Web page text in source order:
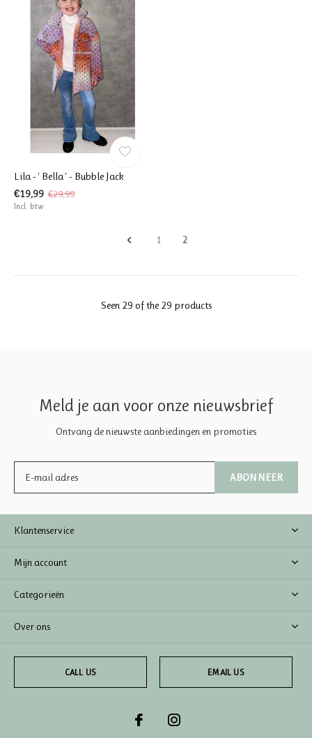
Lila - ' Bella ' - Bubble Jack
€19,99 €29,99
Incl. btw
1 2
Seen 29 of the 29 products
Meld je aan voor onze nieuwsbrief
Ontvang de nieuwste aanbiedingen en promoties
ABONNEER
Klantenservice
Mijn account
Categorieën
Over ons
CALL US EMAIL US